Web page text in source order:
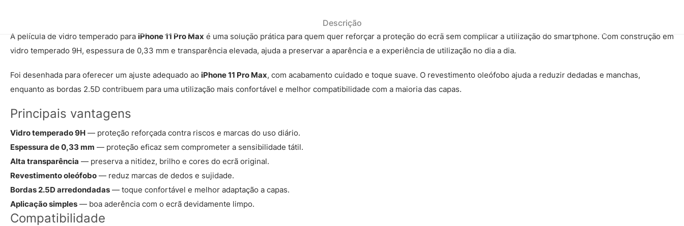
Descrição
A película de vidro temperado para iPhone 11 Pro Max é uma solução prática para quem quer reforçar a proteção do ecrã sem complicar a utilização do smartphone. Com construção em
vidro temperado 9H, espessura de 0,33 mm e transparência elevada, ajuda a preservar a aparência e a experiência de utilização no dia a dia.
Foi desenhada para oferecer um ajuste adequado ao iPhone 11 Pro Max, com acabamento cuidado e toque suave. O revestimento oleófobo ajuda a reduzir dedadas e manchas,
enquanto as bordas 2.5D contribuem para uma utilização mais confortável e melhor compatibilidade com a maioria das capas.
Principais vantagens
Vidro temperado 9H — proteção reforçada contra riscos e marcas do uso diário.
Espessura de 0,33 mm — proteção eficaz sem comprometer a sensibilidade tátil.
Alta transparência — preserva a nitidez, brilho e cores do ecrã original.
Revestimento oleófobo — reduz marcas de dedos e sujidade.
Bordas 2.5D arredondadas — toque confortável e melhor adaptação a capas.
Aplicação simples — boa aderência com o ecrã devidamente limpo.
Compatibilidade